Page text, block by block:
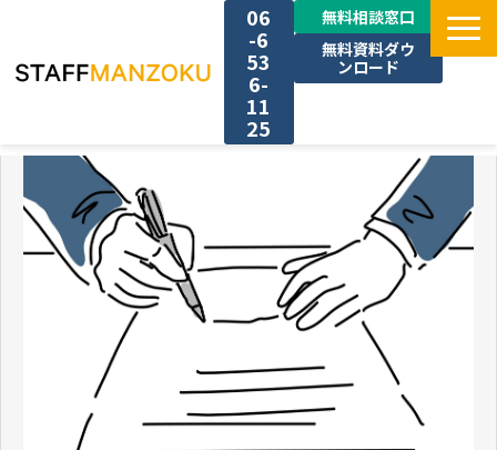
06
-6
53
6-
11
25
無料相談窓口
無料資料ダウ
ンロード
選ばれる理由
サービス一覧